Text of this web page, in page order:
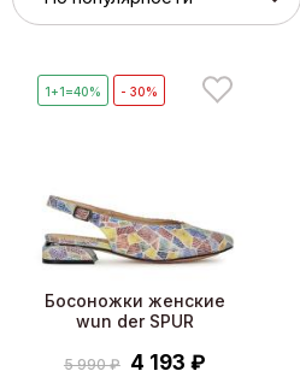
1+1=40% - 30%
Босоножки женские
wun der SPUR
5 990 ₽ 4 193 ₽